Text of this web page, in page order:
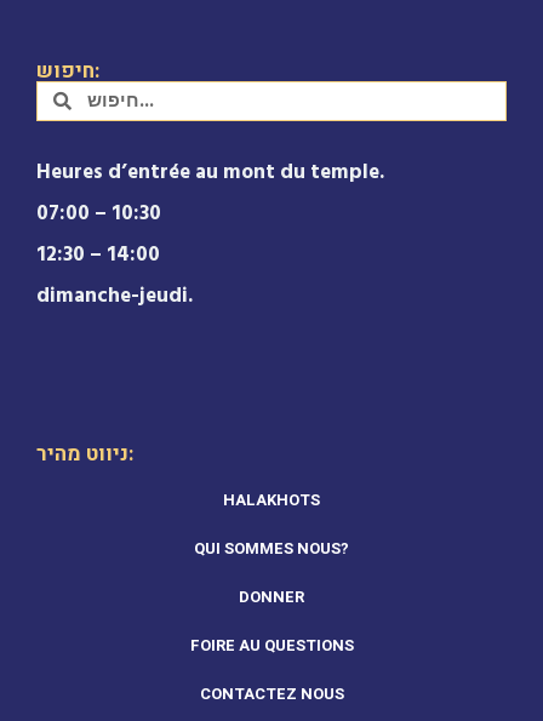
חיפוש:
Heures d’entrée au mont du temple.
07:00 – 10:30
12:30 – 14:00
dimanche-jeudi.
ניווט מהיר:
HALAKHOTS
QUI SOMMES NOUS?
DONNER
FOIRE AU QUESTIONS
CONTACTEZ NOUS